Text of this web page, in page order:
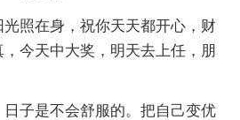
光照在身，祝你天天都开心，财
今天中大奖，明天去上任，朋
日子是不会舒服的。把自己变优